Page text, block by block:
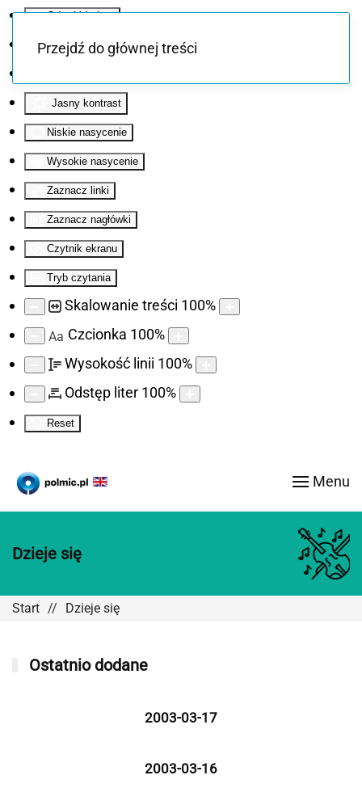
Odwróć kolory
Monochromatyczny
Jasny kontrast
Niskie nasycenie
Wysokie nasycenie
Zaznacz linki
Zaznacz nagłówki
Czytnik ekranu
Tryb czytania
Skalowanie treści 100%
Aa Czcionka 100%
Wysokość linii 100%
Odstęp liter 100%
Reset
Przejdź do głównej treści
Menu
Dzieje się
Start Dzieje się
Ostatnio dodane
2003-03-17
2003-03-16